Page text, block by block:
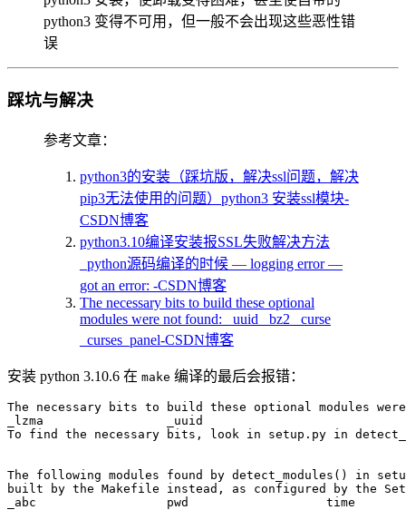
python3 变得不可用，但一般不会出现这些恶性错
误
踩坑与解决
参考文章：
python3的安装（踩坑版，解决ssl问题，解决
pip3无法使用的问题）python3 安装ssl模块-
CSDN博客
python3.10编译安装报SSL失败解决方法
_python源码编译的时候 — logging error —
got an error: -CSDN博客
The necessary bits to build these optional
modules were not found: _uuid _bz2 _curse
_curses_panel-CSDN博客
安装 python 3.10.6 在 make 编译的最后会报错：
The necessary bits to build these optional modules
_lzma
To find the necessary bits, look in setup.py in
The following modules found by detect_modules ( ) in
built by the Makefile instead, as configured by the
_abc pwd time